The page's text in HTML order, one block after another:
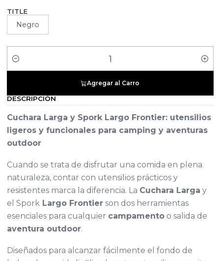
TITLE
Negro
Cantidad
Agregar al Carro
DESCRIPCIÓN
Cuchara Larga y Spork Largo Frontier: utensilios
ligeros y funcionales para camping y aventuras
outdoor
Cuando se trata de disfrutar una comida en plena
naturaleza, contar con utensilios prácticos y
resistentes marca la diferencia. La Cuchara Larga y
el SporkLargo Frontierson dos herramientas
esenciales para cualquier campamentoo salida de
aventura outdoor.
Diseñados para alcanzar fácilmente el fondo de